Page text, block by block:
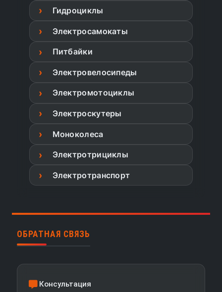
Гидроциклы
Электросамокаты
Питбайки
Электровелосипеды
Электромотоциклы
Электроскутеры
Моноколеса
Электротрициклы
Электротранспорт
ОБРАТНАЯ СВЯЗЬ
Консультация